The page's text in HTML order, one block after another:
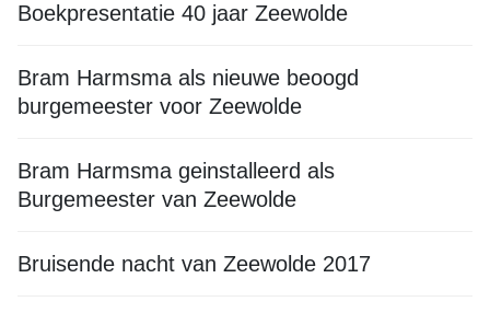
Boekpresentatie 40 jaar Zeewolde
Bram Harmsma als nieuwe beoogd
burgemeester voor Zeewolde
Bram Harmsma geinstalleerd als
Burgemeester van Zeewolde
Bruisende nacht van Zeewolde 2017